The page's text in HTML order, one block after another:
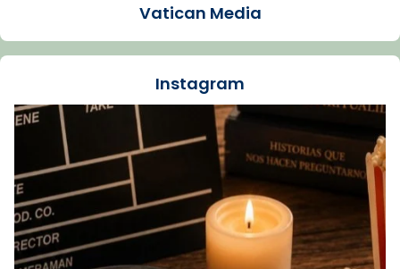
La Carmina va patir depressió. Fa gairebé
dos mesos, a l'Estadi Lluís Companys, la
Recupera l'entrevista comp
Vatican
tican News 👇
www.vaticannews.va/es/iglesia/news/2026-
07/carmina-historia-depresion-papa-viaje-
espana-testimoni...
Foto
Vatican Media
Instagram